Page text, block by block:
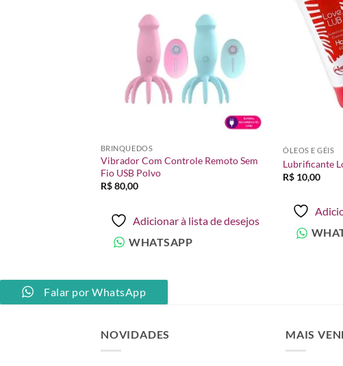
BRINQUEDOS
Vibrador Com Controle Remoto Sem
Fio USB Polvo
R$80,00
Adicionar à lista de desejos
WHATSAPP
ÓLEOS E GÉIS
Lubrificante
R$ 10,00
Falar por WhatsApp
NOVIDADES MAIS